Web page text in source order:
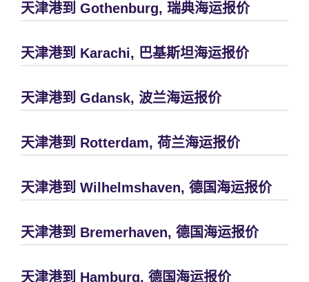
天津港到 Gothenburg, 瑞典海运报价
天津港到 Karachi, 巴基斯坦海运报价
天津港到 Gdansk, 波兰海运报价
天津港到 Rotterdam, 荷兰海运报价
天津港到 Wilhelmshaven, 德国海运报价
天津港到 Bremerhaven, 德国海运报价
天津港到 Hamburg, 德国海运报价